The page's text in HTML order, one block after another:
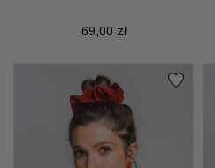
Cena
69,00 zł